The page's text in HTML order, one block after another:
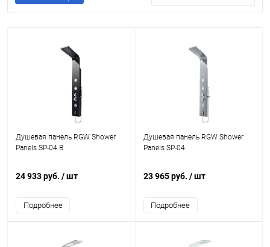
Душевая панель RGW Shower
Panels SP-04 B
24 933 руб. / шт
Подробнее
Душевая панель RGW Shower
Panels SP-04
23 965 руб. / шт
Подробнее